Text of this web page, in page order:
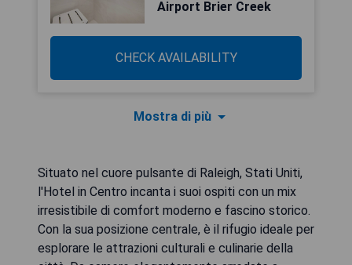
Airport Brier Creek
CHECK AVAILABILITY
Mostra di più
Situato nel cuore pulsante di Raleigh, Stati Uniti,
l'Hotel in Centro incanta i suoi ospiti con un mix
irresistibile di comfort moderno e fascino storico.
Con la sua posizione centrale, è il rifugio ideale per
esplorare le attrazioni culturali e culinarie della